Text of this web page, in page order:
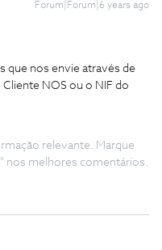
Forum|Forum|6 years ago
que nos envie através de
NOS ou o NIF do
relevante. Marque
nos melhores comentários.